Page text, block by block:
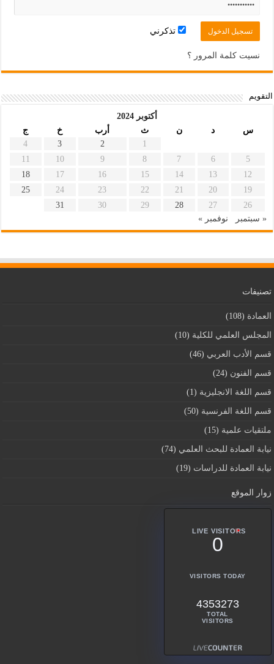
تذكرني
نسيت كلمة المرور ؟
التقويم
أكتوبر 2024
س
د ن ث أرب خ
ج
1
2
3
4
5
6
7
8
9
10
11
12
13
14
15
16
17
18
19
20
21
22
23
24
25
26
27
28
29
30
31
« سبتمبر
نوفمبر »
تصنيفات
العمادة (108)
المجلس العلمي للكلية (10)
قسم اﻷدب العربي (46)
قسم الفنون (24)
قسم اللغة الانجليزية (1)
قسم اللغة الفرنسية (50)
ملتقيات علمية (15)
نيابة العمادة للبحث العلمي (74)
نيابة العمادة للدراسات (19)
زوار الموقع
LIVE VISITORS
0
VISITORS TODAY
4353273
TOTAL
VISITORS